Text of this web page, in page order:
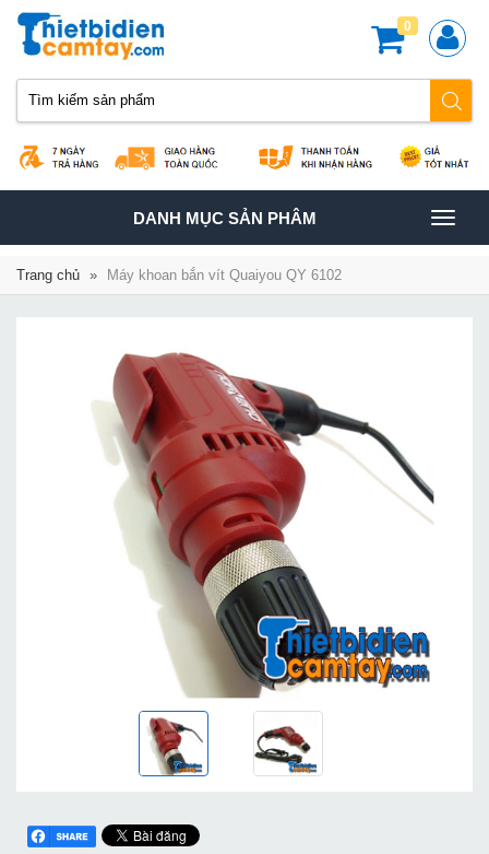
0
TOGGLE
NAVIGATION
DANH MỤC SẢN PHÂM
Trang chủ » Máy khoan bắn vít Quaiyou QY 6102